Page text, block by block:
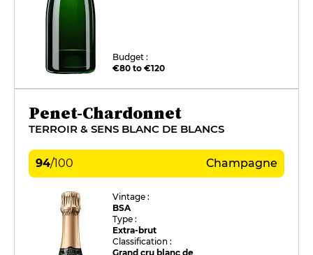
Budget :
€80 to €120
Penet-Chardonnet
TERROIR & SENS BLANC DE BLANCS
94/100 Champagne
Vintage :
BSA
Type :
Extra-brut
Classification :
Grand cru blanc de